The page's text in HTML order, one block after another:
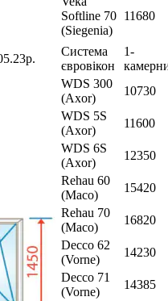
Softline 70
(Siegenia)
11680
Система
євровікон
1-
WDS 300
(Axor)
10730
WDS 5S
(Axor)
11600
WDS 6S
(Axor)
12350
Rehau 60
(Maco)
15420
Rehau 70
(Maco)
16820
Decco 62
(Vorne)
14230
Decco 71
(Vorne)
14385